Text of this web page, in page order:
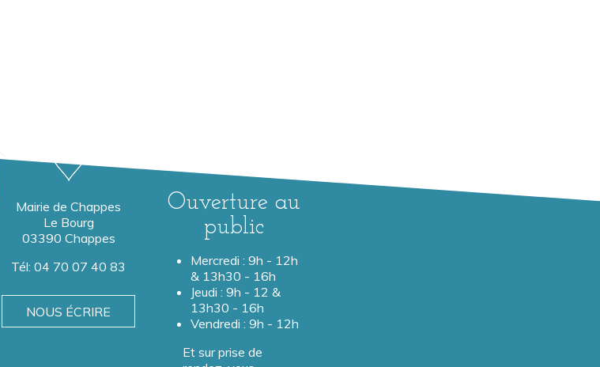
Mairie de Chappes
Le Bourg
03390 Chappes
Tél: 04 70 07 40 83
NOUS ÉCRIRE
Ouverture au
public
Mercredi : 9h - 12h
& 13h30 - 16h
Jeudi : 9h - 12 &
13h30 - 16h
Vendredi : 9h - 12h
Et sur prise de